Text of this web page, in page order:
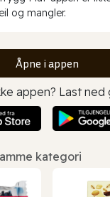
og mangler.
Åpne i appen
appen? Last ned
kategori